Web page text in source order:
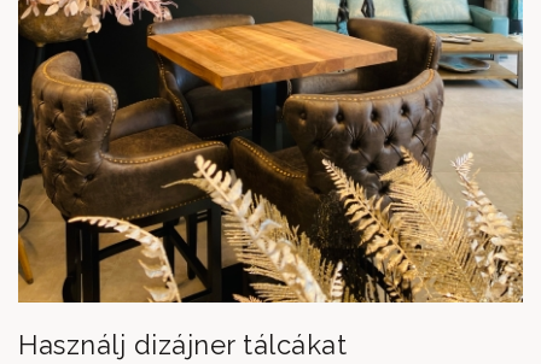
Használj dizájner tálcákat